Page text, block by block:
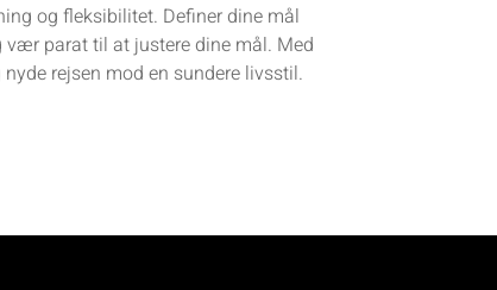
og fleksibilitet. Definer dine mål
parat til at justere dine mål. Med
rejsen mod en sundere livsstil.